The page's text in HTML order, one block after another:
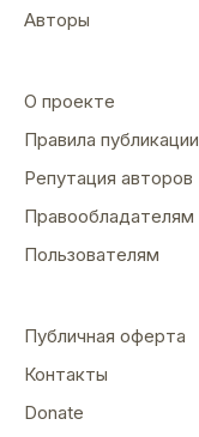
Авторы
О проекте
Правила публикации
Репутация авторов
Правообладателям
Пользователям
Публичная оферта
Контакты
Donate